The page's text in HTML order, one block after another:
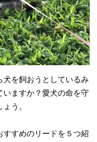
を飼おうとしているみ
ますか？愛犬の命を守
う。
すめのリードを５つ紹